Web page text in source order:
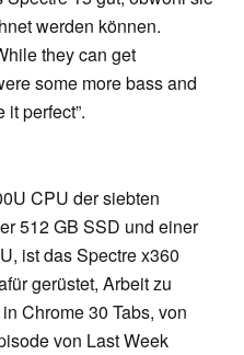
werden können.
they can get
some more bass and
perfect”.
CPU der siebten
512 GB SSD und einer
ist das Spectre x360
gerüstet, Arbeit zu
Chrome 30 Tabs, von
von Last Week